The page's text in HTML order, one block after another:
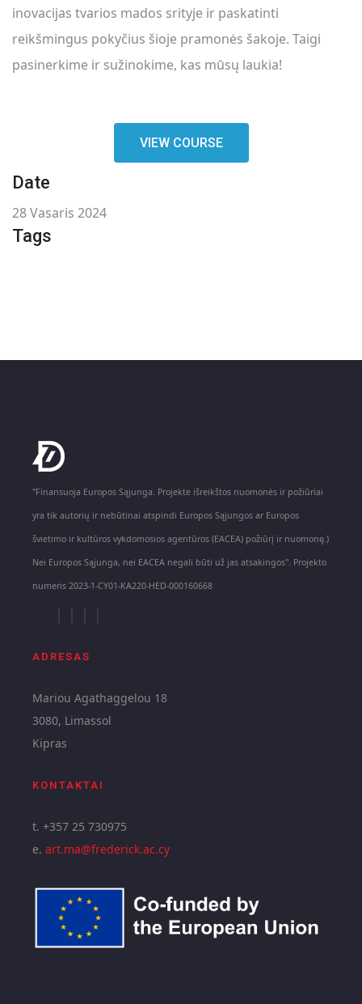
inovacijas tvarios mados srityje ir paskatinti
reikšmingus pokyčius šioje pramonės šakoje. Taigi
pasinerkime ir sužinokime, kas mūsų laukia!
VIEW COURSE
Date
28 Vasaris 2024
Tags
"Finansuoja Europos Sąjunga. Projekte išreikštos nuomonės ir požiūriai
yra tik autorių ir nebūtinai atspindi Europos Sąjungos ar Europos
švietimo ir kultūros vykdomosios agentūros (EACEA) požiūrį ir nuomonę.)
Nei Europos Sąjunga, nei EACEA negali būti už jas atsakingos". Projekto
numeris 2023-1-CY01-KA220-HED-000160668
ADRESAS
Mariou Agathaggelou 18
3080, Limassol
Kipras
KONTAKTAI
t. +357 25 730975
e.art.ma@frederick.ac.cy